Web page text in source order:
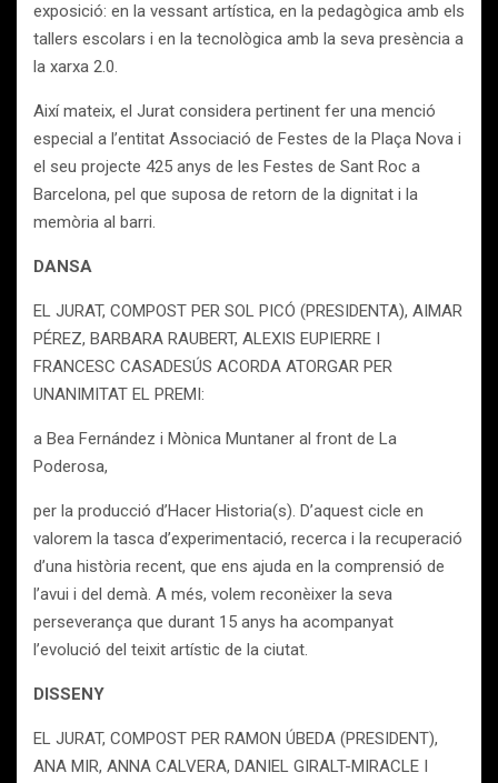
exposició: en la vessant artística, en la pedagògica amb els
tallers escolars i en la tecnològica amb la seva presència a
la xarxa 2.0.
Així mateix, el Jurat considera pertinent fer una menció
especial a l’entitat Associació de Festes de la Plaça Nova i
el seu projecte 425 anys de les Festes de Sant Roc a
Barcelona, pel que suposa de retorn de la dignitat i la
memòria al barri.
DANSA
EL JURAT, COMPOST PER SOL PICÓ (PRESIDENTA), AIMAR
PÉREZ, BARBARA RAUBERT, ALEXIS EUPIERRE I
FRANCESC CASADESÚS ACORDA ATORGAR PER
UNANIMITAT EL PREMI:
a Bea Fernández i Mònica Muntaner al front de La
Poderosa,
per la producció d’Hacer Historia(s). D’aquest cicle en
valorem la tasca d’experimentació, recerca i la recuperació
d’una història recent, que ens ajuda en la comprensió de
l’avui i del demà. A més, volem reconèixer la seva
perseverança que durant 15 anys ha acompanyat
l’evolució del teixit artístic de la ciutat.
DISSENY
EL JURAT, COMPOST PER RAMON ÚBEDA (PRESIDENT),
ANA MIR, ANNA CALVERA, DANIEL GIRALT-MIRACLE I